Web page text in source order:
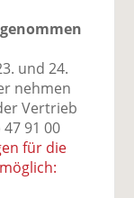
und 24.
nehmen
Vertrieb
91 00
für die